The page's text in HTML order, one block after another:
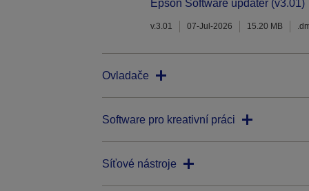
Epson Software updater (v3.01)
v.3.01 07-Jul-2026 15.20 MB
Ovladače
Software pro kreativní práci
Síťové nástroje